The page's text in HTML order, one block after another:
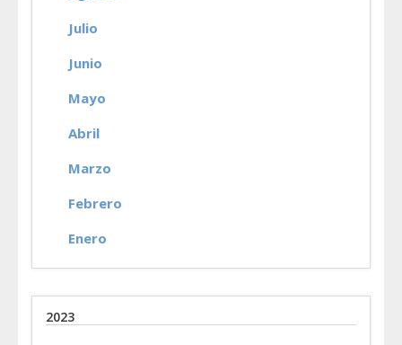
Julio
Junio
Mayo
Abril
Marzo
Febrero
Enero
2023